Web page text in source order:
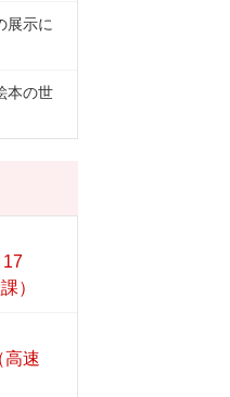
17
）
高速
展示に
本の世